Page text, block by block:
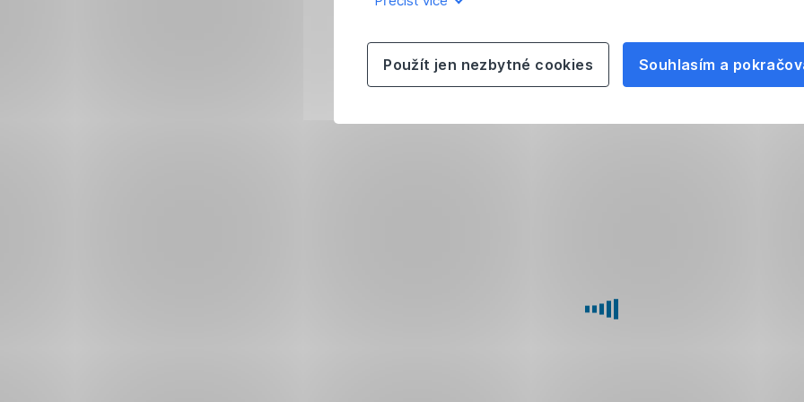
Souhlasím a
Použít jen nezbytné cookies